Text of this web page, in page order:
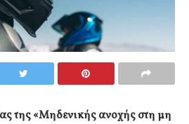
της «Μηδενικής ανοχής στη μη